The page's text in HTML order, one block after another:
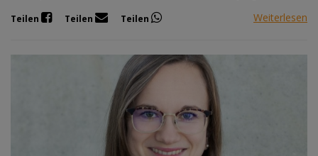
Teilen Teilen Teilen Weiterlesen